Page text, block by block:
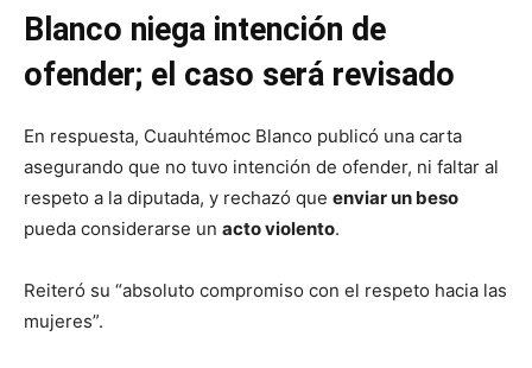
Blanco niega intención de
ofender; el caso será revisado
En respuesta, Cuauhtémoc Blanco publicó una carta
asegurando que no tuvo intención de ofender, ni faltar al
respeto a la diputada, y rechazó que enviar un beso
pueda considerarse un acto violento.
Reiteró su “absoluto compromiso con el respeto hacia las
mujeres”.